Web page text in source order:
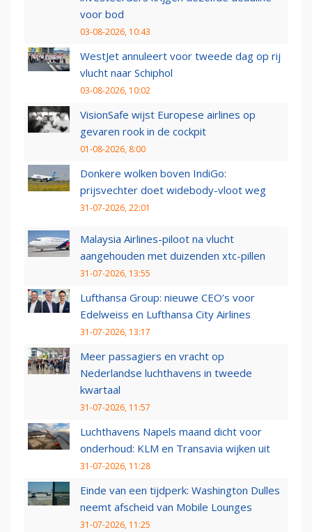
voor bod
03-08-2026, 10:43
WestJet annuleert voor tweede dag op rij
vlucht naar Schiphol
03-08-2026, 10:02
VisionSafe wijst Europese airlines op
gevaren rook in de cockpit
01-08-2026, 8:00
Donkere wolken boven IndiGo:
prijsvechter doet widebody-vloot weg
31-07-2026, 22:01
Malaysia Airlines-piloot na vlucht
aangehouden met duizenden xtc-pillen
31-07-2026, 13:55
Lufthansa Group: nieuwe CEO’s voor
Edelweiss en Lufthansa City Airlines
31-07-2026, 13:17
Meer passagiers en vracht op
Nederlandse luchthavens in tweede
kwartaal
31-07-2026, 11:57
Luchthavens Napels maand dicht voor
onderhoud: KLM en Transavia wijken uit
31-07-2026, 11:28
Einde van een tijdperk: Washington Dulles
neemt afscheid van Mobile Lounges
31-07-2026, 11:25